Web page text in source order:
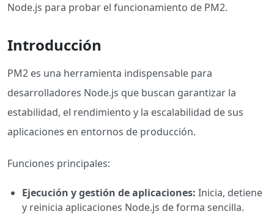
Node.js para probar el funcionamiento de PM2.
Introducción
PM2 es una herramienta indispensable para
desarrolladores Node.js que buscan garantizar la
estabilidad, el rendimiento y la escalabilidad de sus
aplicaciones en entornos de producción.
Funciones principales:
Ejecución y gestión de aplicaciones: Inicia, detiene
y reinicia aplicaciones Node.js de forma sencilla.